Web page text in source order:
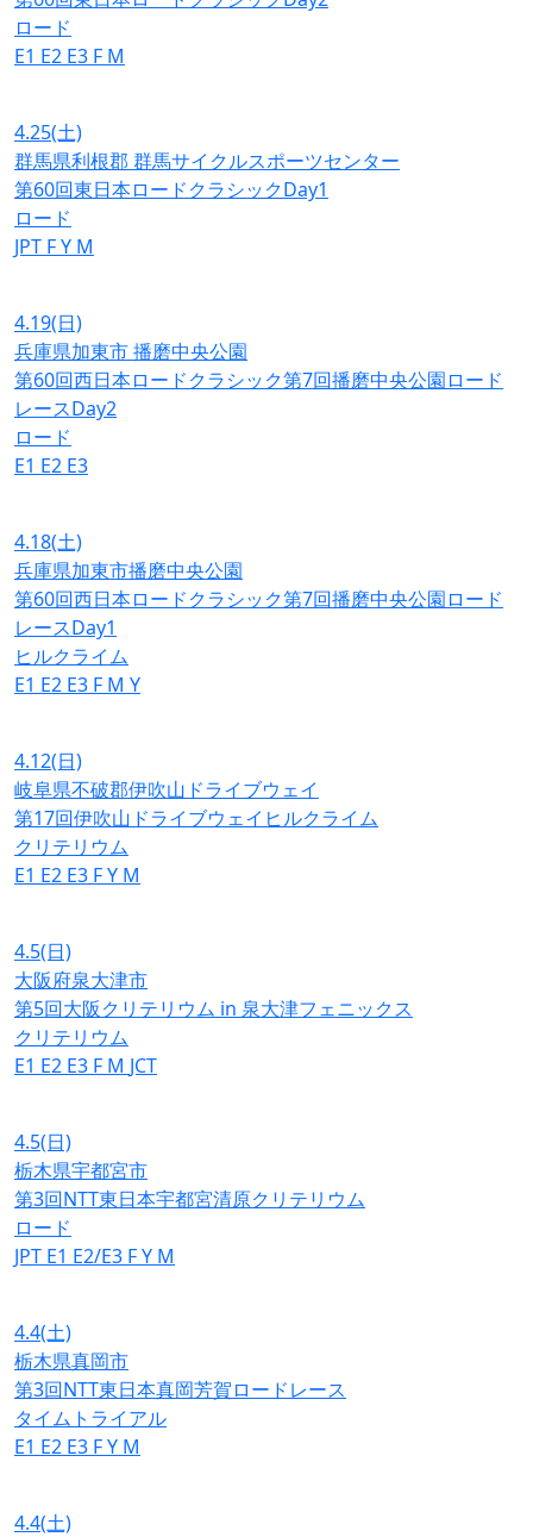
ロード
E1 E2 E3 F M
4.25(土)
群馬県利根郡 群馬サイクルスポーツセンター
第60回東日本ロードクラシックDay1
ロード
JPT FY M
4.19(日)
兵庫県加東市 播磨中央公園
第60回西日本ロードクラシック第7回播磨中央公園ロード
レースDay2
ロード
E1 E2 E3
4.18(土)
兵庫県加東市播磨中央公園
第60回西日本ロードクラシック第7回播磨中央公園ロード
レースDay1
ヒルクライム
E1 E2 E3 F M Y
4.12(日)
岐阜県不破郡伊吹山ドライブウェイ
第17回伊吹山ドライブウェイヒルクライム
クリテリウム
E1 E2 E3 FY M
4.5(日)
大阪府泉大津市
第5回大阪クリテリウム in 泉大津フェニックス
クリテリウム
E1 E2 E3 F M JCT
4.5(日)
栃木県宇都宮市
第3回NTT東日本宇都宮清原クリテリウム
ロード
JPT E1 E2/E3 FY M
4.4(土)
栃木県真岡市
第3回NTT東日本真岡芳賀ロードレース
タイムトライアル
E1 E2 E3 FY M
4.4(土)